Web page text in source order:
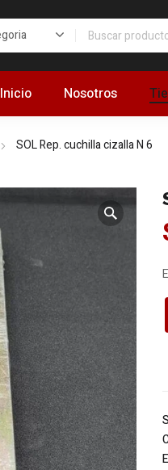
Inicio Nosotros
SOL Rep. cuchilla cizalla N 6